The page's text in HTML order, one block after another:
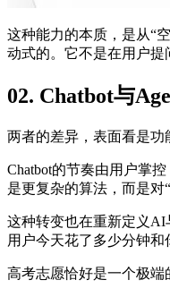
这种能力的本质，是从“
动式的。它不是在用户提
02. Chatbot与
两者的差异，表面看是功
Chatbot的节奏由用户掌
是更复杂的算法，而是对
这种转变也在重新定义
用户今天花了多少分钟和
高考志愿恰好是一个极端